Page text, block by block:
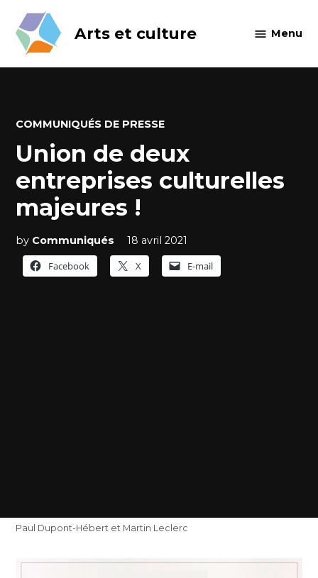
content
Arts et culture Menu
POSTED
COMMUNIQUÉS DE PRESSE
Union de deux
entreprises culturelles
majeures !
by Communiqués
18 avril 2021
Facebook
X E-mail
Paul Dupont-Hébert et Martin Leclerc